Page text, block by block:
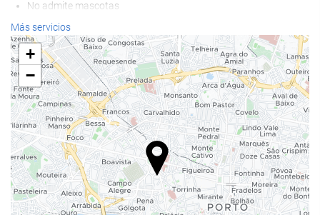
No admite mascotas
Bienestar
Pool bar
Toallas de playa o piscina
Spa
Servicio de masaje
Tratamientos de belleza
Gimnasio
Más servicios
+
−